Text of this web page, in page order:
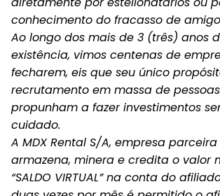
conhecimento do fracasso de
Ao longo dos mais de 3 (três) anos
existência, vimos centenas de
fecharem, eis que seu único
recrutamento em massa de
propunham a fazer investimentos
cuidado.
A MDX Rental S/A, empresa
armazena, minera e credita o valor
“SALDO VIRTUAL” na conta do